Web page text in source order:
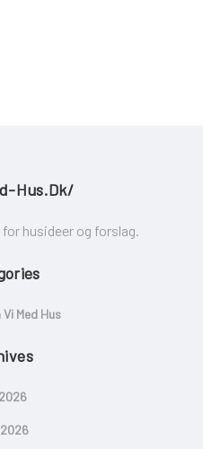
Hus.dk/
husideer og forslag.
Med Hus